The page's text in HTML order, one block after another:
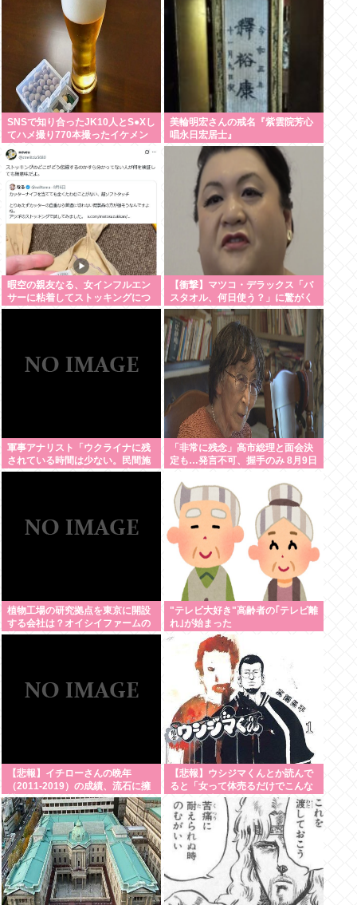
SNSで知り合ったJK10人とS●Xし
てハメ撮り770本撮ったイケメン
逮捕www
美輪明宏さんの戒名『紫雲院芳心
唱永日宏居士』
暇空の親友なる、女インフルエン
サーに粘着してストッキングにつ
いて語りだし嫌儲卿として格を見
【衝撃】マツコ・デラックス「バ
スタオル、何日使う？」に驚がく
の答え「今日は全部、本当のこと
言うわ」
軍事アナリスト「ウクライナに残
されている時間は少ない。民間施
設テロではなくプランBやプランC
「非常に残念」高市総理と面会決
定も…発言不可、握手のみ 8月9日
植物工場の研究拠点を東京に開設
する会社は？オイシイファームの
技術と注目ポイント
"テレビ大好き"高齢者の｢テレビ離
れ｣が始まった
【悲報】イチローさんの晩年
（2011-2019）の成績、流石に擁
護できないwww
【悲報】ウシジマくんとか読んで
ると「女って体売るだけでこんな
簡単に数十万稼げんの？」と思う
んやが